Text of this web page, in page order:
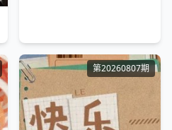
第20260807期